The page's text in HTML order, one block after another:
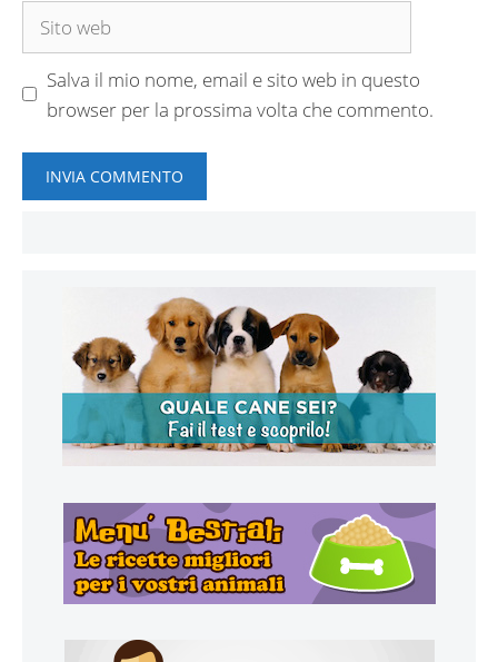
Sito
Salva il mio nome, email e sito web in questo
browser per la prossima volta che commento.